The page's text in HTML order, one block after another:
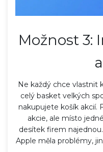
Možnost 3:
Ne každý chce vlastnit
celý basket velkých
nakupujete košík akcií.
akcie, ale místo
desítek firem
Apple měla problémy,